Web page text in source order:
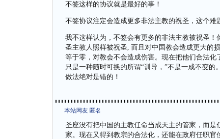
不签这样的协议就是最好的事！
不签协议注定会造成更多非法主教的祝圣，这个难
我不这样认为，不签会有更多的非法主教被祝圣
圣主教人照样被祝圣, 而且对中国教会造成更大的
等于零，对教会不会造成伤害。现在把他们合法
只是一种随时可换的所谓“训导，”不是一成不变
做法绝对是错的！
本站网友 匿名
圣座没有把中国的主教任命当成天主的管家，而
家。现在又得到教宗的合法化，还能在政府任职